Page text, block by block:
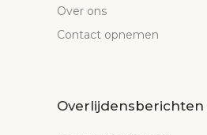
Over ons
Contact opnemen
Overlijdensberichten